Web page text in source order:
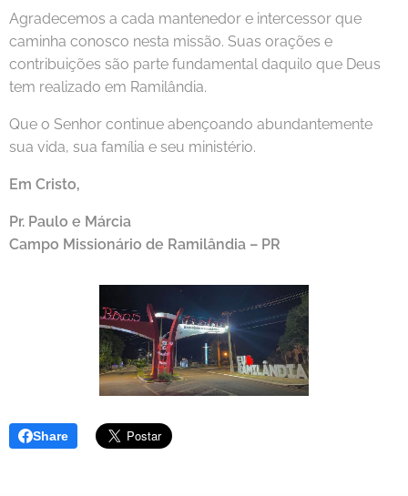
Agradecemos a cada mantenedor e intercessor que
caminha conosco nesta missão. Suas orações e
contribuições são parte fundamental daquilo que Deus
tem realizado em Ramilândia.
Que o Senhor continue abençoando abundantemente
sua vida, sua família e seu ministério.
Em Cristo,
Pr. Paulo e Márcia
Campo Missionário de Ramilândia – PR
Share